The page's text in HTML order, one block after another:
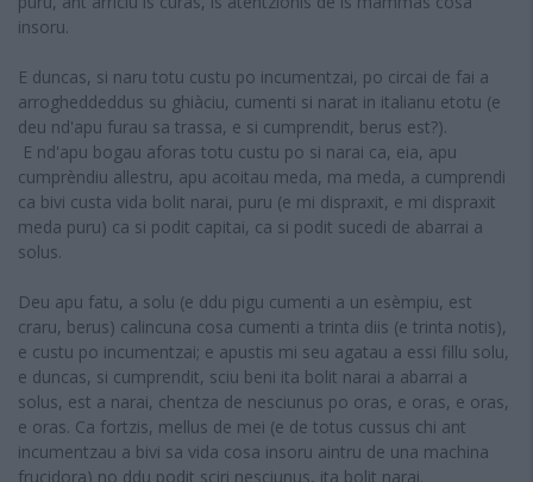
insoru.
E duncas, si naru totu custu po incumentzai, po circai de fai a
arrogheddeddus su ghiàciu, cumenti si narat in italianu etotu (e
deu nd'apu furau sa trassa, e si cumprendit, berus est?).
E nd'apu bogau aforas totu custu po si narai ca, eia, apu
cumprèndiu allestru, apu acoitau meda, ma meda, a cumprendi
ca bivi custa vida bolit narai, puru (e mi dispraxit, e mi dispraxit
meda puru) ca si podit capitai, ca si podit sucedi de abarrai a
solus.
Deu apu fatu, a solu (e ddu pigu cumenti a un esèmpiu, est
craru, berus) calincuna cosa cumenti a trinta diis (e trinta notis),
e custu po incumentzai; e apustis mi seu agatau a essi fillu solu,
e duncas, si cumprendit, sciu beni ita bolit narai a abarrai a
solus, est a narai, chentza de nesciunus po oras, e oras, e oras,
e oras. Ca fortzis, mellus de mei (e de totus cussus chi ant
incumentzau a bivi sa vida cosa insoru aintru de una machina
frucidora) no ddu podit sciri nesciunus, ita bolit narai.